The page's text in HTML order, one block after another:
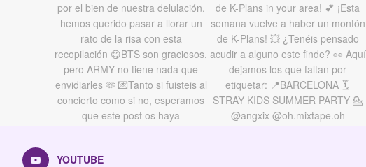
YOUTUBE